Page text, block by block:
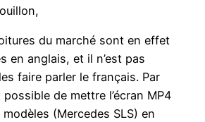
du marché sont en effet
en anglais, et il n’est pas
faire parler le français. Par
de mettre l’écran MP4
(Mercedes SLS) en